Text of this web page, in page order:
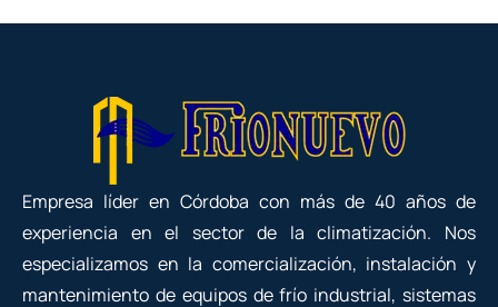
Empresa líder en Córdoba con más de 40 años de
experiencia en el sector de la climatización. Nos
especializamos en la comercialización, instalación y
mantenimiento de equipos de frío industrial, sistemas